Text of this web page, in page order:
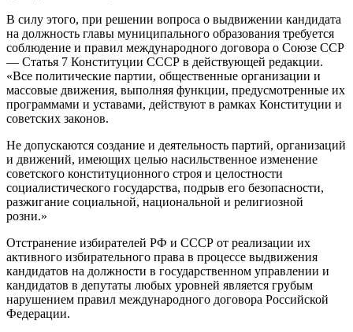
В силу этого, при решении вопроса о выдвижении кандидата
на должность главы муниципального образования требуется
соблюдение и правил международного договора о Союзе ССР
— Статья 7 Конституции СССР в действующей редакции.
«Все политические партии, общественные организации и
массовые движения, выполняя функции, предусмотренные их
программами и уставами, действуют в рамках Конституции и
советских законов.
Не допускаются создание и деятельность партий, организаций
и движений, имеющих целью насильственное изменение
советского конституционного строя и целостности
социалистического государства, подрыв его безопасности,
разжигание социальной, национальной и религиозной
розни.»
Отстранение избирателей РФ и СССР от реализации их
активного избирательного права в процессе выдвижения
кандидатов на должности в государственном управлении и
кандидатов в депутаты любых уровней является грубым
нарушением правил международного договора Российской
Федерации.